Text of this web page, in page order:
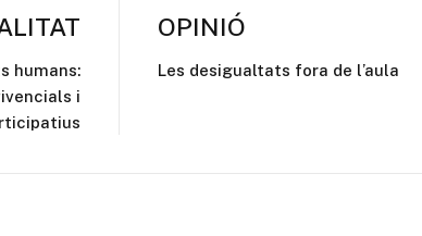
humans:
i
OPINIÓ
Les desigualtats fora de l’aula